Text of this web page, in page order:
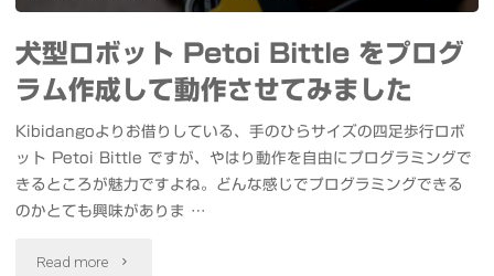
モ
ー
ド,
aptX
Adaptive,
TrueWireless
犬型ロボット Petoi Bittle をプログ
ラム作成して動作させてみました
Kibidangoよりお借りしている、手のひらサイズの四足歩行ロボ
ット Petoi Bittle ですが、やはり動作を自由にプログラミングで
きるところが魅力ですよね。どんな感じでプログラミングできる
のかとても興味がありま …
Read more "犬